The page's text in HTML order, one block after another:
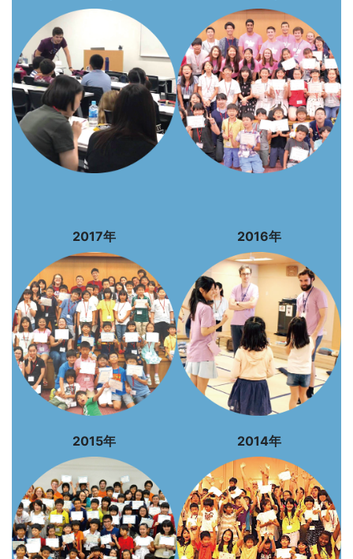
2017年 2016年
2015年 2014年